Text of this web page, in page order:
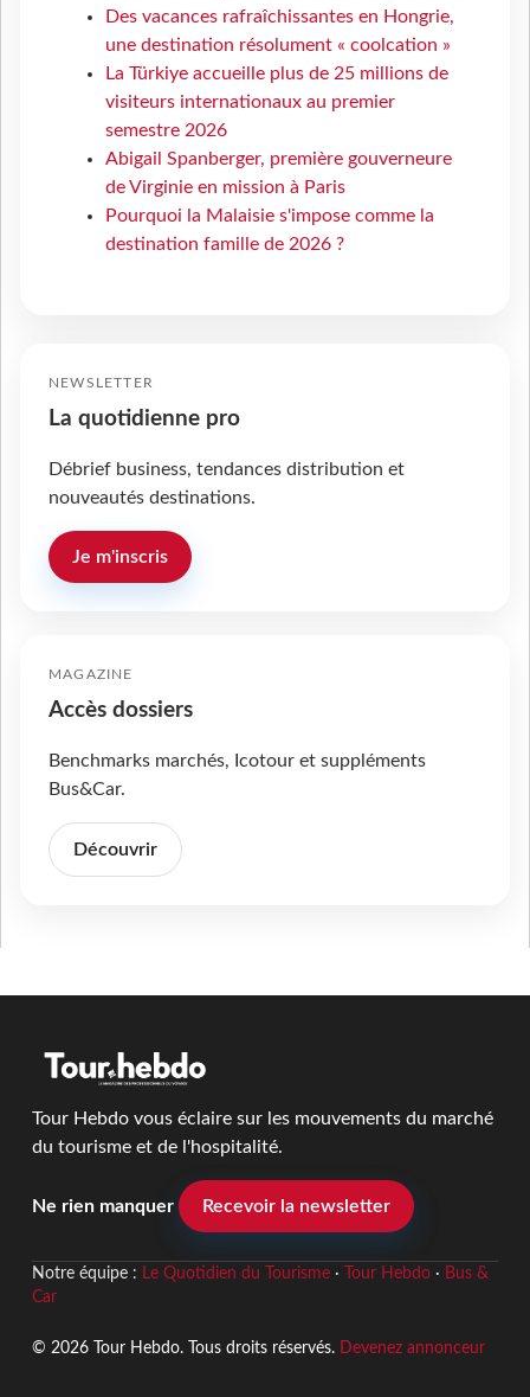
Des vacances rafraîchissantes en Hongrie,
une destination résolument « coolcation »
La Türkiye accueille plus de 25 millions de
visiteurs internationaux au premier
semestre 2026
Abigail Spanberger, première gouverneure
de Virginie en mission à Paris
Pourquoi la Malaisie s'impose comme la
destination famille de 2026 ?
NEWSLETTER
La quotidienne pro
Débrief business, tendances distribution et
nouveautés destinations.
Je m'inscris
MAGAZINE
Accès dossiers
Benchmarks marchés, Icotour et suppléments
Bus&Car.
Découvrir
Tour Hebdo vous éclaire sur les mouvements du marché
du tourisme et de l'hospitalité.
Ne rien manquer Recevoir la newsletter
Notre équipe : Le Quotidien du Tourisme· Tour Hebdo· Bus &
Car
© 2026 Tour Hebdo. Tous droits réservés. Devenez annonceur